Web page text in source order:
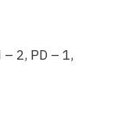
– 2, PD – 1,